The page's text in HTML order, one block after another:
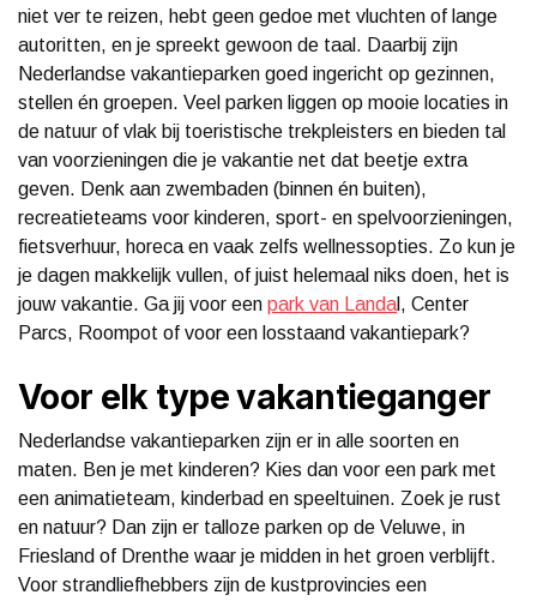
niet ver te reizen, hebt geen gedoe met vluchten of lange
autoritten, en je spreekt gewoon de taal. Daarbij zijn
Nederlandse vakantieparken goed ingericht op gezinnen,
stellen én groepen. Veel parken liggen op mooie locaties in
de natuur of vlak bij toeristische trekpleisters en bieden tal
van voorzieningen die je vakantie net dat beetje extra
geven. Denk aan zwembaden (binnen én buiten),
recreatieteams voor kinderen, sport- en spelvoorzieningen,
fietsverhuur, horeca en vaak zelfs wellnessopties. Zo kun je
je dagen makkelijk vullen, of juist helemaal niks doen, het is
jouw vakantie. Ga jij voor een park van Landa l, Center
Parcs, Roompot of voor een losstaand vakantiepark?
Voor elk type vakantieganger
Nederlandse vakantieparken zijn er in alle soorten en
maten. Ben je met kinderen? Kies dan voor een park met
een animatieteam, kinderbad en speeltuinen. Zoek je rust
en natuur? Dan zijn er talloze parken op de Veluwe, in
Friesland of Drenthe waar je midden in het groen verblijft.
Voor strandliefhebbers zijn de kustprovincies een